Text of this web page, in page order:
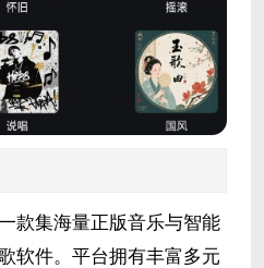
款集海量正版音乐与智能
软件。平台拥有丰富多元